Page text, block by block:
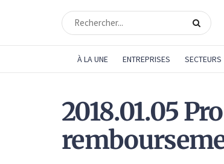
À LA UNE ENTREPRISES SECTEURS
2018.01.05